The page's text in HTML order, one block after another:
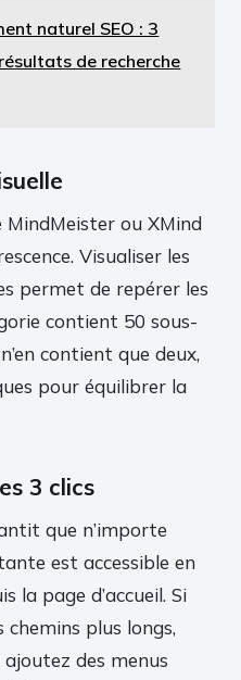
naturel SEO : 3
de recherche
ou XMind
Visualiser les
permet de repérer les
contient 50 sous-
contient que deux,
pour équilibrer la
3 clics
que n’importe
est accessible en
la page d’accueil. Si
plus longs,
des menus